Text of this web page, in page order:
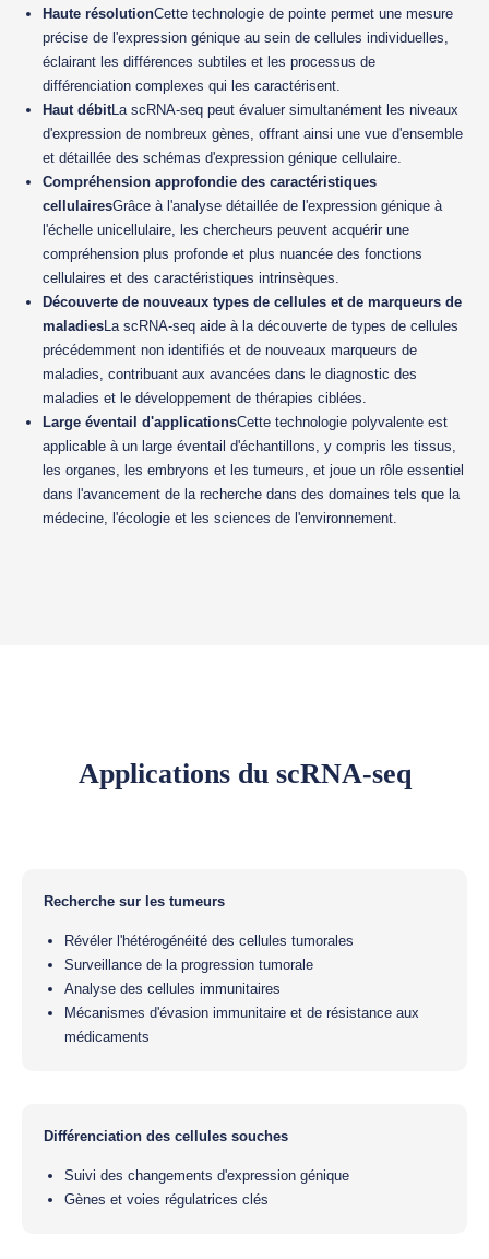
Haute résolutionCette technologie de pointe permet une mesure
précise de l'expression génique au sein de cellules individuelles,
éclairant les différences subtiles et les processus de
différenciation complexes qui les caractérisent.
Haut débitLa scRNA-seq peut évaluer simultanément les niveaux
d'expression de nombreux gènes, offrant ainsi une vue d'ensemble
et détaillée des schémas d'expression génique cellulaire.
Compréhension approfondie des caractéristiques
cellulairesGrâce à l'analyse détaillée de l'expression génique à
l'échelle unicellulaire, les chercheurs peuvent acquérir une
compréhension plus profonde et plus nuancée des fonctions
cellulaires et des caractéristiques intrinsèques.
Découverte de nouveaux types de cellules et de marqueurs de
maladiesLa scRNA-seq aide à la découverte de types de cellules
précédemment non identifiés et de nouveaux marqueurs de
maladies, contribuant aux avancées dans le diagnostic des
maladies et le développement de thérapies ciblées.
Large éventail d'applicationsCette technologie polyvalente est
applicable à un large éventail d'échantillons, y compris les tissus,
les organes, les embryons et les tumeurs, et joue un rôle essentiel
dans l'avancement de la recherche dans des domaines tels que la
médecine, l'écologie et les sciences de l'environnement.
Applications du scRNA-seq
Recherche sur les tumeurs
Révéler l'hétérogénéité des cellules tumorales
Surveillance de la progression tumorale
Analyse des cellules immunitaires
Mécanismes d'évasion immunitaire et de résistance aux
médicaments
Différenciation des cellules souches
Suivi des changements d'expression génique
Gènes et voies régulatrices clés